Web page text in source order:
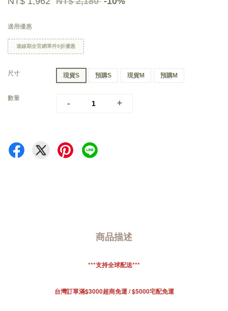
適用優惠
連線期全官網單件9折優惠
尺寸 現貨S 預購S 現貨M 預購M
數量
- +
商品描述
***支持全球配送***
台灣訂單滿$3000超商免運 / $5000宅配免運